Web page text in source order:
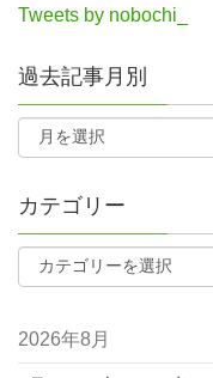
Tweets by nobochi_
過去記事月別
カテゴリー
2026年8月